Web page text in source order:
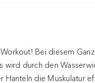
Bei diesem
wird durch den
Hanteln die Muskulatur